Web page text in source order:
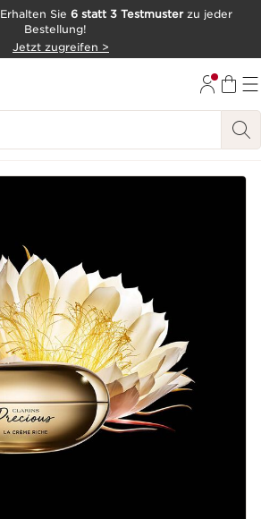
Erhalten Sie 6 statt 3 Testmusterzu jeder
Bestellung!
Jetzt zugreifen >